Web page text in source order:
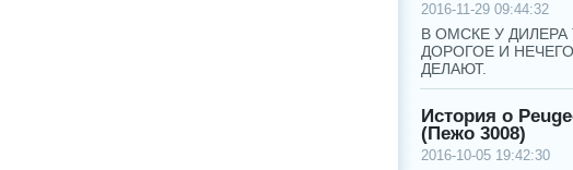
2016-11-29 09:44:32
В ОМСКЕ У ДИЛЕРА
ДОРОГОЕ И
ДЕЛАЮТ.
История о
(Пежо 3008)
2016-10-05 19:42:30